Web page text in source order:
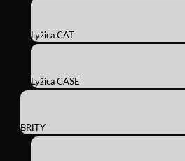
Lyžica CAT
Lyžica CASE
BRITY